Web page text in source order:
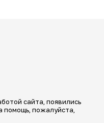
сайта, появились
помощь, пожалуйста,